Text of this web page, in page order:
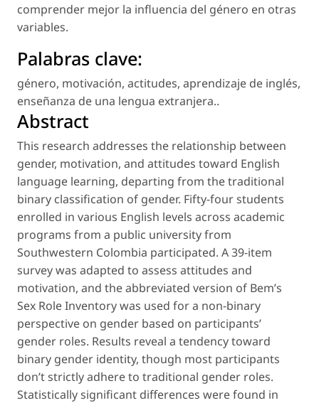
comprender mejor la influencia del género en otras
variables.
Palabras clave:
género, motivación, actitudes, aprendizaje de inglés,
enseñanza de una lengua extranjera..
Abstract
This research addresses the relationship between
gender, motivation, and attitudes toward English
language learning, departing from the traditional
binary classification of gender. Fifty-four students
enrolled in various English levels across academic
programs from a public university from
Southwestern Colombia participated. A 39-item
survey was adapted to assess attitudes and
motivation, and the abbreviated version of Bem’s
Sex Role Inventory was used for a non-binary
perspective on gender based on participants’
gender roles. Results reveal a tendency toward
binary gender identity, though most participants
don’t strictly adhere to traditional gender roles.
Statistically significant differences were found in